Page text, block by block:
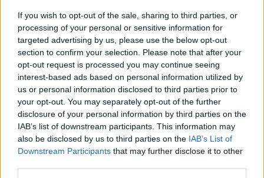
If you wish to opt-out of the sale, sharing to third parties, or
processing of your personal or sensitive information for
targeted advertising by us, please use the below opt-out
section to confirm your selection. Please note that after your
opt-out request is processed you may continue seeing
interest-based ads based on personal information utilized by
us or personal information disclosed to third parties prior to
your opt-out. You may separately opt-out of the further
disclosure of your personal information by third parties on the
IAB’s list of downstream participants. This information may
also be disclosed by us to third parties on the IAB’s List of
Downstream Participants that may further disclose it to other
video
Παράλληλα, χθες στην ευρύτερη περιοχή της
Λαμίας, λίγο πριν από το μπλόκο των